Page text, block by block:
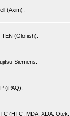
(Axim).
(Glofiish).
Siemens.
(iPAQ).
(HTC, MDA, XDA,